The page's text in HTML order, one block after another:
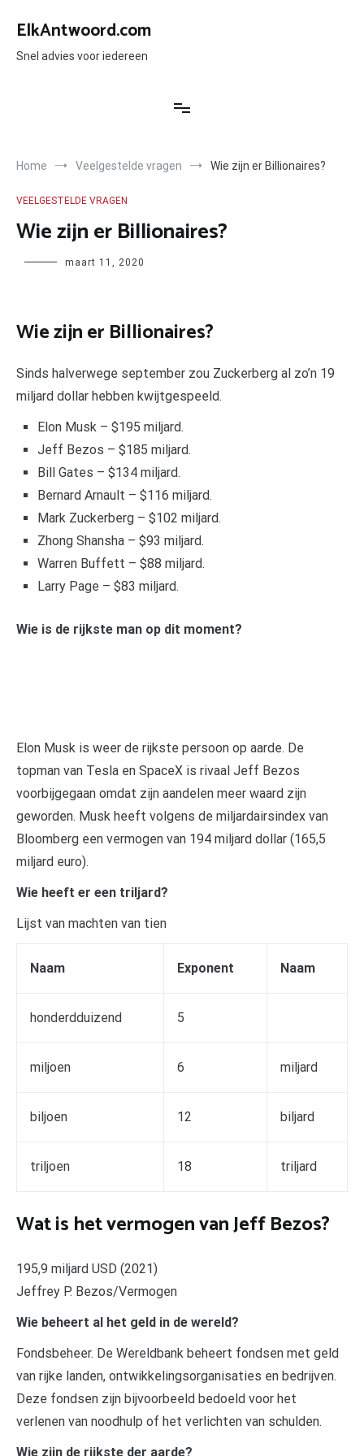
naar
inhoud
ElkAntwoord.com
Snel advies voor iedereen
Home Veelgestelde vragen Wie zijn er Billionaires?
VEELGESTELDE VRAGEN
Wie zijn er Billionaires?
Author maart 11, 2020
Wie zijn er Billionaires?
Sinds halverwege september zou Zuckerberg al zo’n 19
miljard dollar hebben kwijtgespeeld.
Elon Musk – $195 miljard.
Jeff Bezos – $185 miljard.
Bill Gates – $134 miljard.
Bernard Arnault – $116 miljard.
Mark Zuckerberg – $102 miljard.
Zhong Shansha – $93 miljard.
Warren Buffett – $88 miljard.
Larry Page – $83 miljard.
Wie is de rijkste man op dit moment?
Elon Musk is weer de rijkste persoon op aarde. De
topman van Tesla en SpaceX is rivaal Jeff Bezos
voorbijgegaan omdat zijn aandelen meer waard zijn
geworden. Musk heeft volgens de miljardairsindex van
Bloomberg een vermogen van 194 miljard dollar (165,5
miljard euro).
Wie heeft er een triljard?
Lijst van machten van tien
Naam Exponent Naam
honderdduizend 5
miljoen 6 miljard
biljoen 12 biljard
triljoen 18 triljard
Wat is het vermogen van Jeff Bezos?
195,9 miljard USD (2021)
Jeffrey P. Bezos/Vermogen
Wie beheert al het geld in de wereld?
Fondsbeheer. De Wereldbank beheert fondsen met geld
van rijke landen, ontwikkelingsorganisaties en bedrijven.
Deze fondsen zijn bijvoorbeeld bedoeld voor het
verlenen van noodhulp of het verlichten van schulden.
Wie zijn de rijkste der aarde?